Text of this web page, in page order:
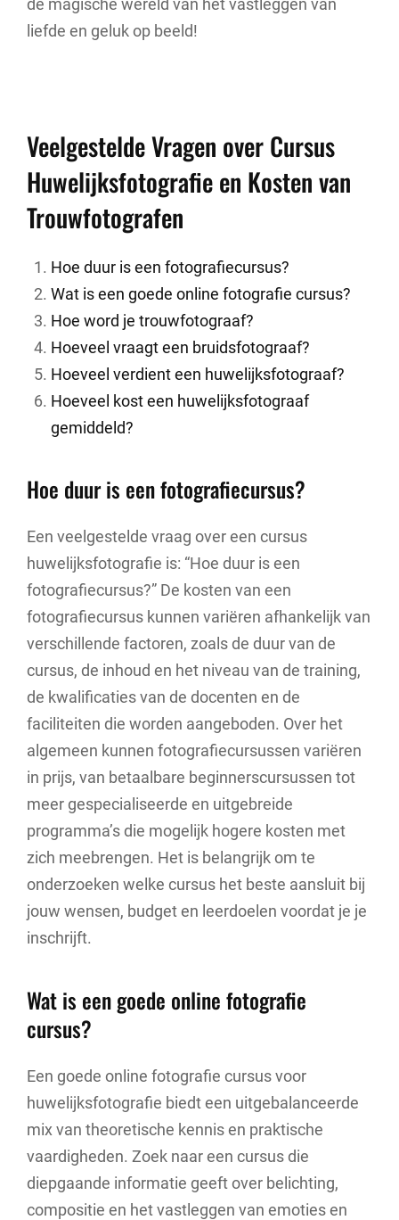
de magische wereld van het vastleggen van
liefde en geluk op beeld!
Veelgestelde Vragen over Cursus
Huwelijksfotografie en Kosten van
Trouwfotografen
Hoe duur is een fotografiecursus?
Wat is een goede online fotografie cursus?
Hoe word je trouwfotograaf?
Hoeveel vraagt een bruidsfotograaf?
Hoeveel verdient een huwelijksfotograaf?
Hoeveel kost een huwelijksfotograaf
gemiddeld?
Hoe duur is een fotografiecursus?
Een veelgestelde vraag over een cursus
huwelijksfotografie is: “Hoe duur is een
fotografiecursus?” De kosten van een
fotografiecursus kunnen variëren afhankelijk van
verschillende factoren, zoals de duur van de
cursus, de inhoud en het niveau van de training,
de kwalificaties van de docenten en de
faciliteiten die worden aangeboden. Over het
algemeen kunnen fotografiecursussen variëren
in prijs, van betaalbare beginnerscursussen tot
meer gespecialiseerde en uitgebreide
programma’s die mogelijk hogere kosten met
zich meebrengen. Het is belangrijk om te
onderzoeken welke cursus het beste aansluit bij
jouw wensen, budget en leerdoelen voordat je je
inschrijft.
Wat is een goede online fotografie
cursus?
Een goede online fotografie cursus voor
huwelijksfotografie biedt een uitgebalanceerde
mix van theoretische kennis en praktische
vaardigheden. Zoek naar een cursus die
diepgaande informatie geeft over belichting,
compositie en het vastleggen van emoties en